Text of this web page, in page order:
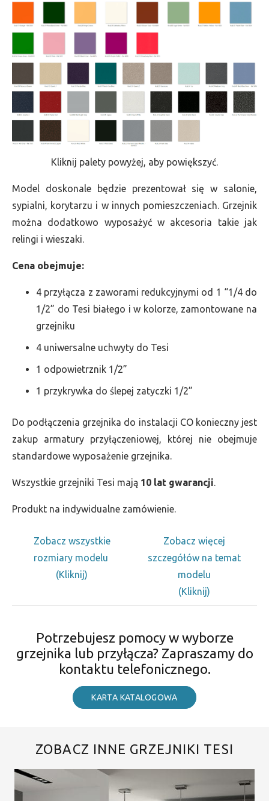
Kliknij palety powyżej, aby powiększyć.
Model doskonale będzie prezentował się w salonie,
sypialni, korytarzu i w innych pomieszczeniach. Grzejnik
można dodatkowo wyposażyć w akcesoria takie jak
relingi i wieszaki.
Cena obejmuje:
4 przyłącza z zaworami redukcyjnymi od 1 “1/4 do
1/2” do Tesi białego i w kolorze, zamontowane na
grzejniku
4 uniwersalne uchwyty do Tesi
1 odpowietrznik 1/2”
1 przykrywka do ślepej zatyczki 1/2”
Do podłączenia grzejnika do instalacji CO konieczny jest
zakup armatury przyłączeniowej, której nie obejmuje
standardowe wyposażenie grzejnika.
Wszystkie grzejniki Tesi mają 10 lat gwarancji.
Produkt na indywidualne zamówienie.
Zobacz wszystkie
rozmiary modelu
(Kliknij)
Zobacz więcej
szczegółów na temat
modelu
(Kliknij)
Potrzebujesz pomocy w wyborze
grzejnika lub przyłącza? Zapraszamy do
kontaktu telefonicznego.
KARTA KATALOGOWA
ZOBACZ INNE GRZEJNIKI TESI